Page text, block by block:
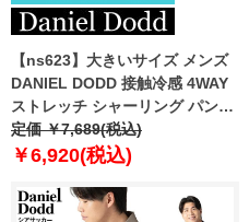
【ns623】大きいサイズ メンズ
DANIEL DODD 接触冷感 4WAY
ストレッチ シャーリング パンツ
春夏新作 azp260201201t
【fre】
定価 ￥7,689(税込)
￥6,920(税込)